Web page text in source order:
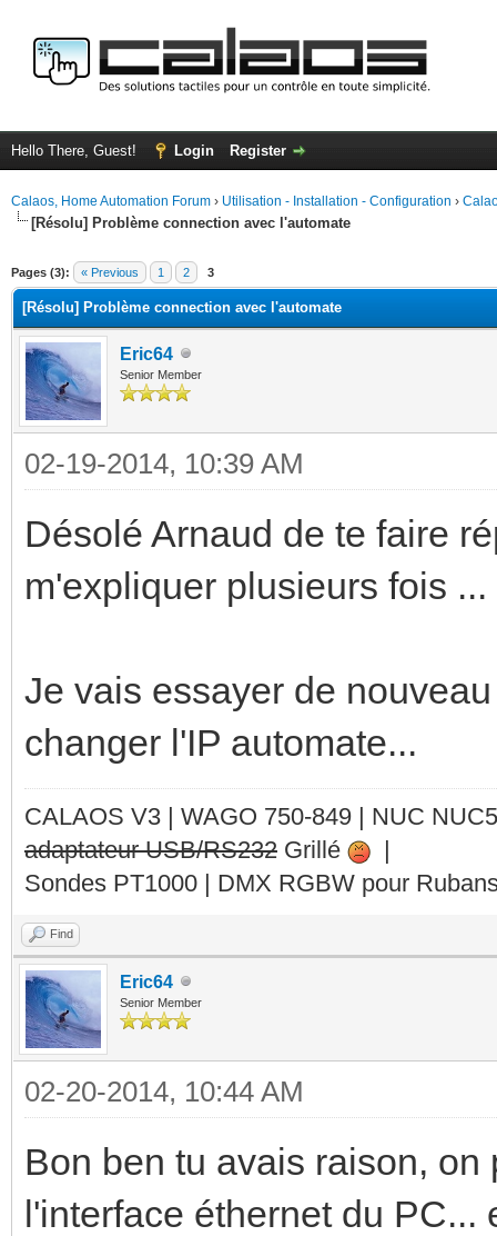
Hello There, Guest! Login Register
Calaos, Home Automation Forum › Utilisation - Installation - Configuration ›
[Résolu] Problème connection avec l'automate
Pages (3): « Previous 1 2 3
[Résolu] Problème connection avec l'automate
Eric64
Senior Member
02-19-2014, 10:39 AM
Désolé Arnaud de te faire
m'expliquer plusieurs fois
Je vais essayer de
changer l'IP automate...
CALAOS V3 | WAGO 750-849 | NUC
adaptateur USB/RS232 Grillé
|
Sondes PT1000 | DMX RGBW pour
Find
Eric64
Senior Member
02-20-2014, 10:44 AM
Bon ben tu avais raison,
l'interface éthernet du PC...